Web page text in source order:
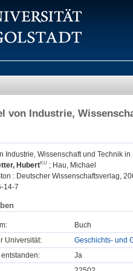
von Industrie,
Industrie, Wissenschaft und Technik
Hubert ; Hau, Michael
: Deutscher Wissenschaftsverlag,
14-7
Buch
Universität:
Geschichts- und
Ja